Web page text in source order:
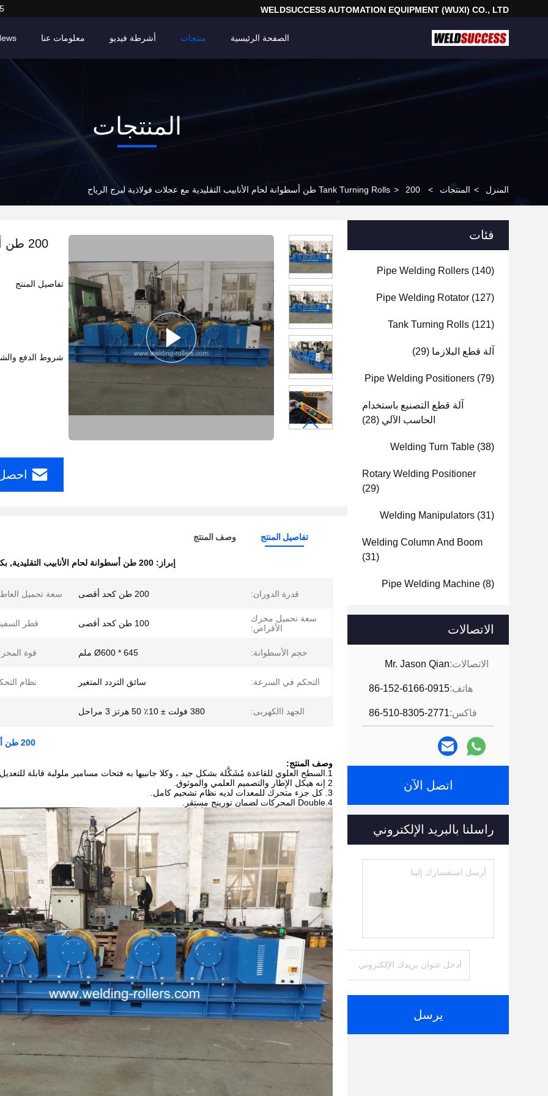
WELDSUCCESS AUTOMATION EQUIPMENT (WUXI) CO., LTD
الصفحة الرئيسية منتجات أشرطة فيديو معلومات عنا
المنتجات
المنزل > المنتجات >
Tank Turning Rolls > 200 طن أسطوانة لحام الأنابيب التقليدية مع عجلات فولاذية لبرج الرياح
فئات
Pipe Welding Rollers (140)
Pipe Welding Rotator (127)
Tank Turning Rolls (121)
آلة قطع البلازما (29)
Pipe Welding Positioners (79)
آلة قطع التصنيع باستخدام
الحاسب الآلي (28)
Welding Turn Table (38)
Rotary Welding Positioner
(29)
Welding Manipulators (31)
Welding Column And Boom
(31)
Pipe Welding Machine (8)
الاتصالات
الاتصالات:Mr. Jason Qian
هاتف:86-152-6166-0915
فاكس:86-510-8305-2771
اتصل الآن
راسلنا بالبريد الإلكتروني
يرسل
200
تفاصيل المنتج
شروط الدفع
تفاصيل المنتج وصف المنتج
إبراز: 200 طن أسطوانة لحام الأنابيب التقليدية ,
قدرة الدوران: 200 طن كحد أقصى سعة تحميل
سعة تحميل محرك
الأقراص:
100 طن كحد أقصى قطر
حجم الأسطوانة: Ø600 * 645 ملم قوة
التحكم في السرعة: سائق التردد المتغير نظام
الجهد االكهربى: 380 فولت ± 10٪ 50 هرتز 3 مراحل
200 طن أسطوانة لحام الأنابيب التقليدية مع عجلات فولاذية لبرج الرياح
وصف المنتج:
1.السطح العلوي للقاعدة مُشَكَّلة بشكل جيد ، وكلا جانبيها به فتحات مسامير ملولبة قابلة للتعديل.
2 إنه هيكل الإطار والتصميم العلمي والموثوق.
3. كل جزء متحرك للمعدات لديه نظام تشحيم كامل.
4.Double المحركات لضمان تورينج مستقر.